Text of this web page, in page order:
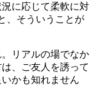
に応じて柔軟に対
、そういうことが
リアルの場でなか
、ご友人を誘って
かも知れません